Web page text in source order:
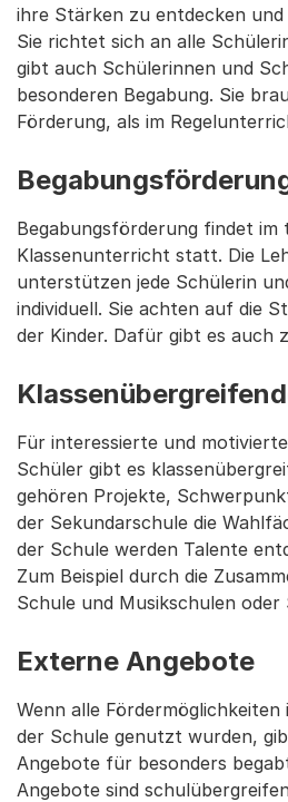
ihre Stärken zu entdecken
Sie richtet sich an alle
gibt auch Schülerinnen und
besonderen Begabung. Sie
Förderung, als im
Begabungsförderung findet im
Klassenunterricht statt. Die
unterstützen jede Schülerin
individuell. Sie achten auf die
der Kinder. Dafür gibt es auch
Für interessierte und
Schüler gibt es
gehören Projekte,
der Sekundarschule die
der Schule werden Talente
Zum Beispiel durch die
Schule und Musikschulen oder
Externe Angebote
Wenn alle Fördermöglichkeiten
der Schule genutzt wurden,
Angebote für besonders
Angebote sind